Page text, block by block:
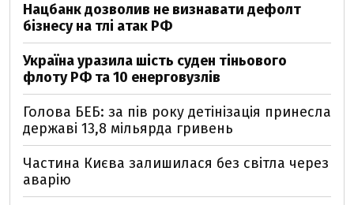
Нацбанк дозволив не визнавати дефолт
бізнесу на тлі атак РФ
Україна уразила шість суден тіньового
флоту РФ та 10 енерговузлів
Голова БЕБ: за пів року детінізація принесла
державі 13,8 мільярда гривень
Частина Києва залишилася без світла через
аварію